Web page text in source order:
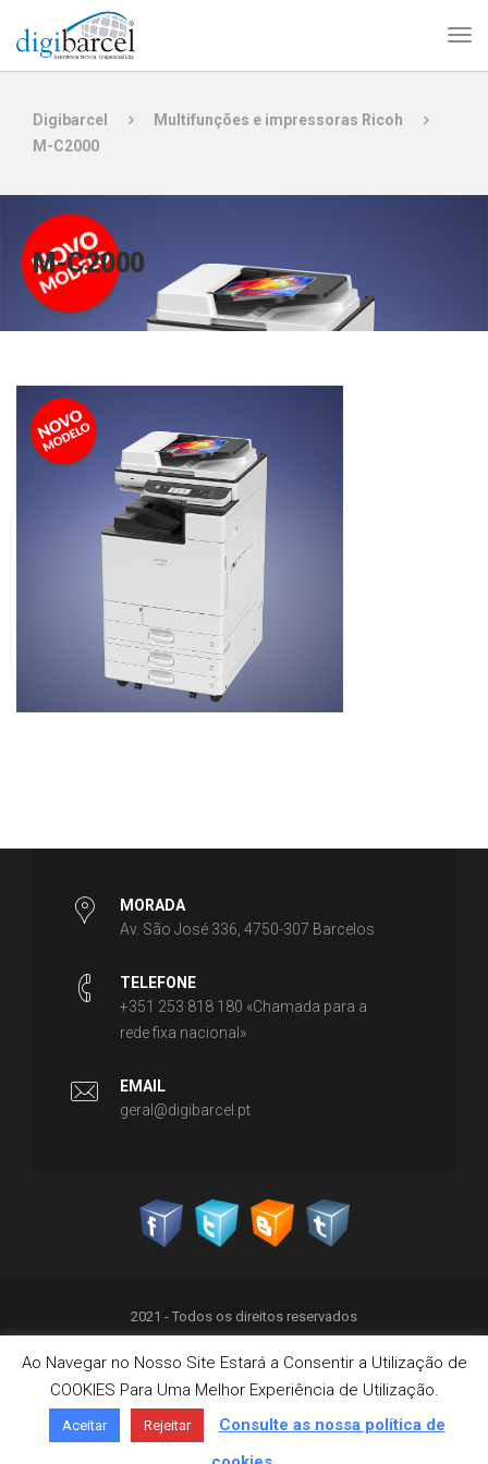
Digibarcel
Multifunções e impressoras Ricoh
M-C2000
M-C2000
MORADA
Av. São José 336, 4750-307 Barcelos
TELEFONE
+351 253 818 180 «Chamada para a
rede fixa nacional»
EMAIL
geral@digibarcel.pt
2021 - Todos os direitos reservados
Política de Privacidade
Termos & Condições
Política de Cookies
Livro de Reclamações on-line
Ao Navegar no Nosso Site Estará a Consentir a Utilização de
COOKIES Para Uma Melhor Experiência de Utilização.
Aceitar Rejeitar
Consulte as nossa política de